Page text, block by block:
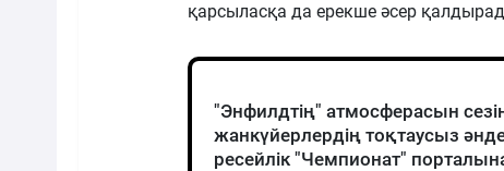
қарсыласқа да ерекше әсер
"Энфилдтің" атмосферасын
жанкүйерлердің тоқтаусыз
ресейлік "Чемпионат"